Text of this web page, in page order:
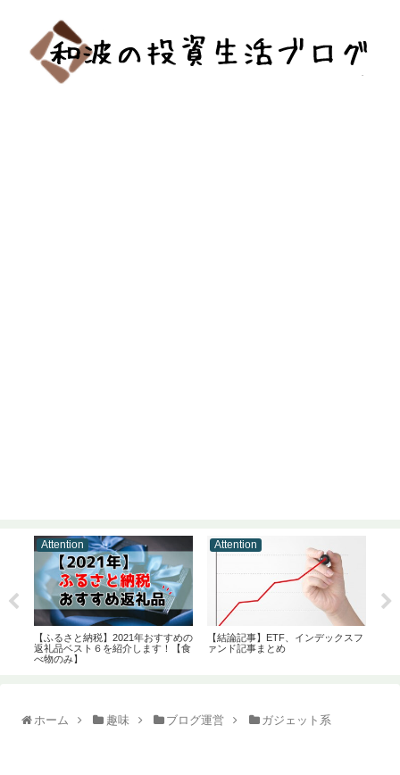
Attention
【ふるさと納税】2021年おすすめの
返礼品ベスト６を紹介します！【食
べ物のみ】
Attention
【結論記事】ETF、インデックスフ
ァンド記事まとめ
ホーム 趣味 ブログ運営 ガジェット系